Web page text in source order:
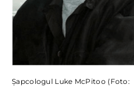
Șapcologul Luke McPitoo (Foto: